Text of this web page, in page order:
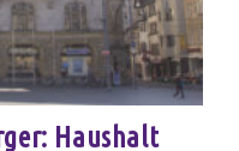
Haushalt